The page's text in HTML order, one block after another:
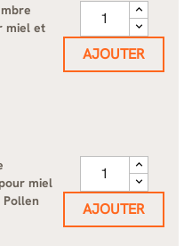
miel et
AJOUTER
miel
AJOUTER